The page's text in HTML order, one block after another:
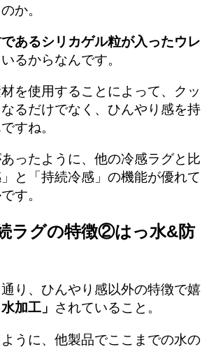
か。
あるシリカゲル粒が入ったウレ
るからなんです。
を使用することによって、クッ
るだけでなく、ひんやり感を持
すね。
ったように、他の冷感ラグと比
と「持続冷感」の機能が優れて
す。
ラグの特徴②はっ水&防
り、ひんやり感以外の特徴で嬉
加工」 されていること。
うに、他製品でここまでの水の